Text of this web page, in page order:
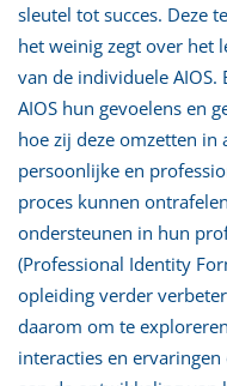
sleutel tot succes. Deze
het weinig zegt over het
van de individuele AIOS.
AIOS hun gevoelens en
hoe zij deze omzetten in
persoonlijke en
proces kunnen
ondersteunen in hun
(Professional Identity
opleiding verder
daarom om te
interacties en